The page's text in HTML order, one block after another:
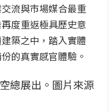
流與市場媒合最重
度重返極具歷史意
築之中，踏入實體
的真實感官體驗。